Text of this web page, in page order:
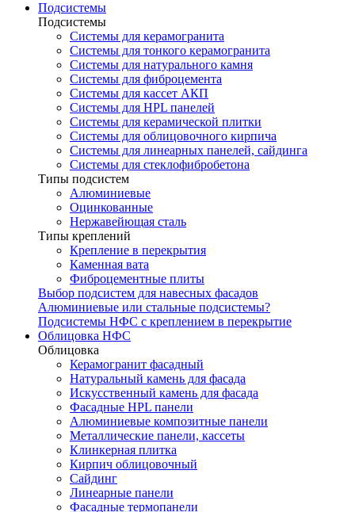
Подсистемы
Подсистемы
Системы для керамогранита
Системы для тонкого керамогранита
Системы для натурального камня
Системы для фиброцемента
Системы для кассет АКП
Системы для HPL панелей
Системы для керамической плитки
Системы для облицовочного кирпича
Системы для линеарных панелей, сайдинга
Системы для стеклофибробетона
Типы подсистем
Алюминиевые
Оцинкованные
Нержавейющая сталь
Типы креплений
Крепление в перекрытия
Каменная вата
Фиброцементные плиты
Выбор подсистем для навесных фасадов
Алюминиевые или стальные подсистемы?
Подсистемы НФС с креплением в перекрытие
Облицовка НФС
Облицовка
Керамогранит фасадный
Натуральный камень для фасада
Искусственный камень для фасада
Фасадные HPL панели
Алюминиевые композитные панели
Металлические панели, кассеты
Клинкерная плитка
Кирпич облицовочный
Сайдинг
Линеарные панели
Фасадные термопанели